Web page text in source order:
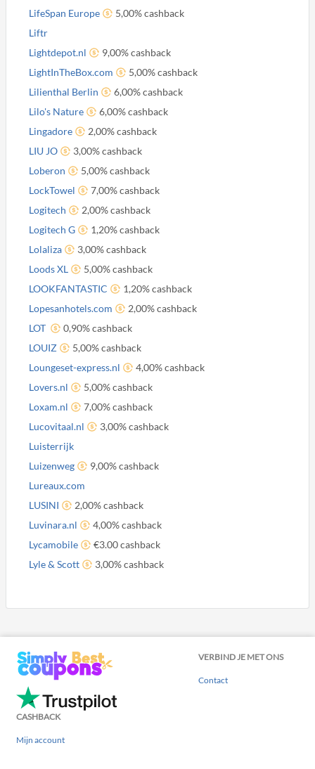
LifeSpan Europe
5,00% cashback
Liftr
Lightdepot.nl
9,00% cashback
LightInTheBox.com
5,00% cashback
Lilienthal Berlin
6,00% cashback
Lilo's Nature
6,00% cashback
Lingadore
2,00% cashback
LIU JO
3,00% cashback
Loberon
5,00% cashback
LockTowel
7,00% cashback
Logitech
2,00% cashback
Logitech G
1,20% cashback
Lolaliza
3,00% cashback
Loods XL
5,00% cashback
LOOKFANTASTIC
1,20% cashback
Lopesanhotels.com
2,00% cashback
LOT
0,90% cashback
LOUIZ
5,00% cashback
Loungeset-express.nl
4,00% cashback
Lovers.nl
5,00% cashback
Loxam.nl
7,00% cashback
Lucovitaal.nl
3,00% cashback
Luisterrijk
Luizenweg
9,00% cashback
Lureaux.com
LUSINI
2,00% cashback
Luvinara.nl
4,00% cashback
Lycamobile
€3.00 cashback
Lyle & Scott
3,00% cashback
VERBIND JE MET ONS
Contact
CASHBACK
Mijn account